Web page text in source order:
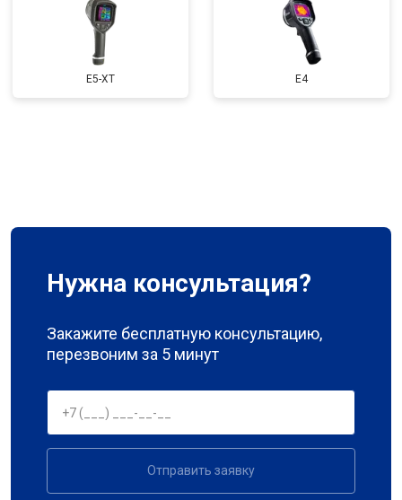
E5-XT E4
Нужна консультация?
Закажите бесплатную консультацию,
перезвоним за 5 минут
Отправить заявку